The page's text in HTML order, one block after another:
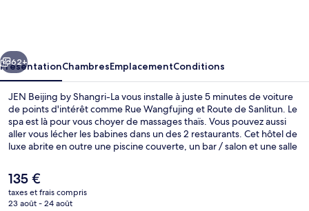
La
Suivant
62+
PrésentationChambresEmplacementConditions
JEN Beijing by Shangri-La vous installe à juste 5 minutes de voiture
de points d'intérêt comme Rue Wangfujing et Route de Sanlitun. Le
spa est là pour vous choyer de massages thaïs. Vous pouvez aussi
aller vous lécher les babines dans un des 2 restaurants. Cet hôtel de
luxe abrite en outre une piscine couverte, un bar / salon et une salle
des transports publics : Station de métro Jintaixizhao se trouve à 10
min et Station de métro Guomao, à 13 min.
Le
prix
actuel
135 €
taxes et frais compris
23 août - 24 août